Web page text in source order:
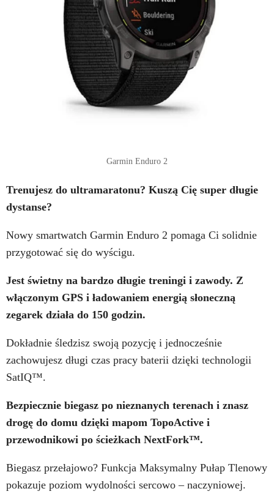
Garmin Enduro 2
Trenujesz do ultramaratonu? Kuszą Cię super długie
dystanse?
Nowy smartwatch Garmin Enduro 2 pomaga Ci solidnie
przygotować się do wyścigu.
Jest świetny na bardzo długie treningi i zawody. Z
włączonym GPS i ładowaniem energią słoneczną
zegarek działa do 150 godzin.
Dokładnie śledzisz swoją pozycję i jednocześnie
zachowujesz długi czas pracy baterii dzięki technologii
SatIQ™.
Bezpiecznie biegasz po nieznanych terenach i znasz
drogę do domu dzięki mapom TopoActive i
przewodnikowi po ścieżkach NextFork™.
Biegasz przełajowo? Funkcja Maksymalny Pułap Tlenowy
pokazuje poziom wydolności sercowo – naczyniowej.